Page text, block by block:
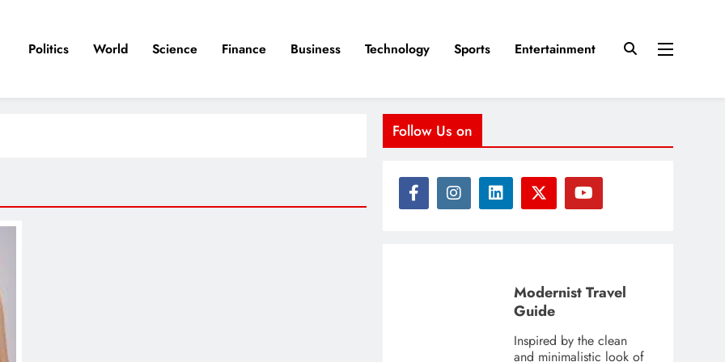
Politics World Science Finance Business Technology Sports Entertainment
Follow Us on
Modernist Travel
Guide
Inspired by the clean
and minimalistic look of